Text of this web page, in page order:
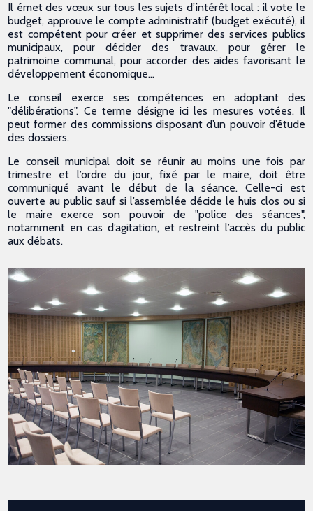
Il émet des vœux sur tous les sujets d’intérêt local : il vote le
budget, approuve le compte administratif (budget exécuté), il
est compétent pour créer et supprimer des services publics
municipaux, pour décider des travaux, pour gérer le
patrimoine communal, pour accorder des aides favorisant le
développement économique…
Le conseil exerce ses compétences en adoptant des
"délibérations". Ce terme désigne ici les mesures votées. Il
peut former des commissions disposant d’un pouvoir d’étude
des dossiers.
Le conseil municipal doit se réunir au moins une fois par
trimestre et l’ordre du jour, fixé par le maire, doit être
communiqué avant le début de la séance. Celle-ci est
ouverte au public sauf si l’assemblée décide le huis clos ou si
le maire exerce son pouvoir de "police des séances",
notamment en cas d’agitation, et restreint l’accès du public
aux débats.